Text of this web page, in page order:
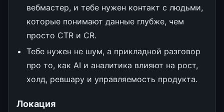
вебмастер, и тебе нужен контакт с людьми,
которые понимают данные глубже, чем
просто CTR и CR.
Тебе нужен не шум, а прикладной разговор
про то, как AI и аналитика влияют на рост,
холд, ревшару и управляемость продукта.
Локация